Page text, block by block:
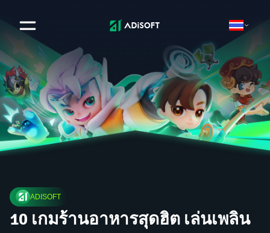
ADISOFT
10 เกมร้านอาหารสุดฮิต เล่นเพลิน